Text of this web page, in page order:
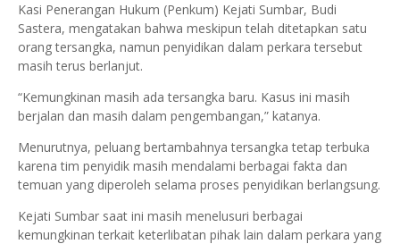
Kasi Penerangan Hukum (Penkum) Kejati Sumbar, Budi
Sastera, mengatakan bahwa meskipun telah ditetapkan satu
orang tersangka, namun penyidikan dalam perkara tersebut
masih terus berlanjut.
“Kemungkinan masih ada tersangka baru. Kasus ini masih
berjalan dan masih dalam pengembangan,” katanya.
Menurutnya, peluang bertambahnya tersangka tetap terbuka
karena tim penyidik masih mendalami berbagai fakta dan
temuan yang diperoleh selama proses penyidikan berlangsung.
Kejati Sumbar saat ini masih menelusuri berbagai
kemungkinan terkait keterlibatan pihak lain dalam perkara yang